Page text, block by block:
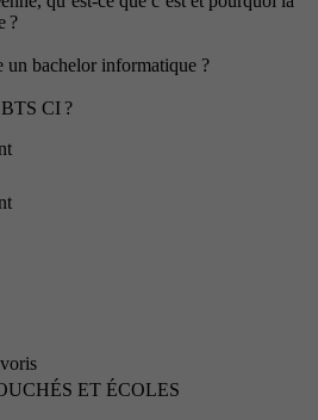
?
un bachelor informatique ?
CI ?
ET ÉCOLES